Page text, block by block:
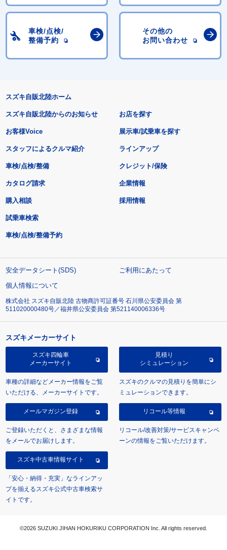
車検/点検/
整備予約
その他の
お問い合わせ
スズキ自販北陸ホーム
スズキ自販北陸からのお知らせ
お客様Voice
スタッフによるクルマ紹介
お店を探す
展示車/試乗車を探す
ラインアップ
車検/点検/整備 クレジット/保険
カタログ請求
購入相談
試乗車検索
車検/点検/整備予約
企業情報
採用情報
安全データシート(SDS)
ご利用にあたって
個人情報について
株式会社 スズキ自販北陸 古物商許可証番号 石川県公安委員会 第
511020000480号／福井県公安委員会 第521140006336号
スズキメーカーサイト
スズキ四輪車
メーカーサイト
車種の詳細などメーカー情報をご覧
いただける、メーカーサイトです。
見積り
シミュレーション
スズキのクルマの見積りを簡単にシ
ミュレーションできます。
メールマガジン登録
ご登録いただくと、さまざまな情報
をメールでお届けします。
リコール等情報
リコール/改善対策/サービスキャンペ
ーンの情報をご覧いただけます。
スズキ中古車情報サイト
「安心・納得・充実」なラインアッ
プを揃えるスズキ公式中古車検索サ
イトです。
©2026 SUZUKI JIHAN HOKURIKU CORPORATION Inc. All rights reserved.